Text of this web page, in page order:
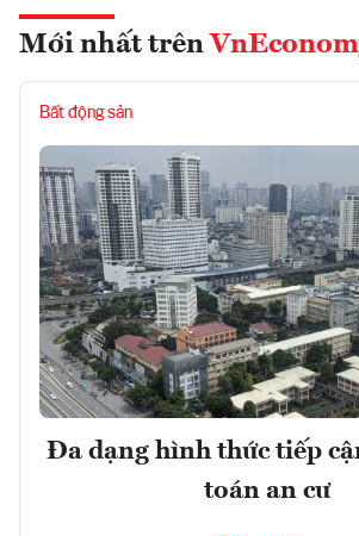
Mới nhất trên
Bất động sản
Đa dạng hình thức tiếp
toán an cư